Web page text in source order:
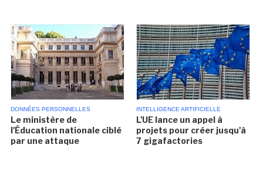
DONNÉES PERSONNELLES
Le ministère de
l'Éducation nationale ciblé
par une attaque
INTELLIGENCE ARTIFICIELLE
L'UE lance un appel à
projets pour créer jusqu'à
7 gigafactories